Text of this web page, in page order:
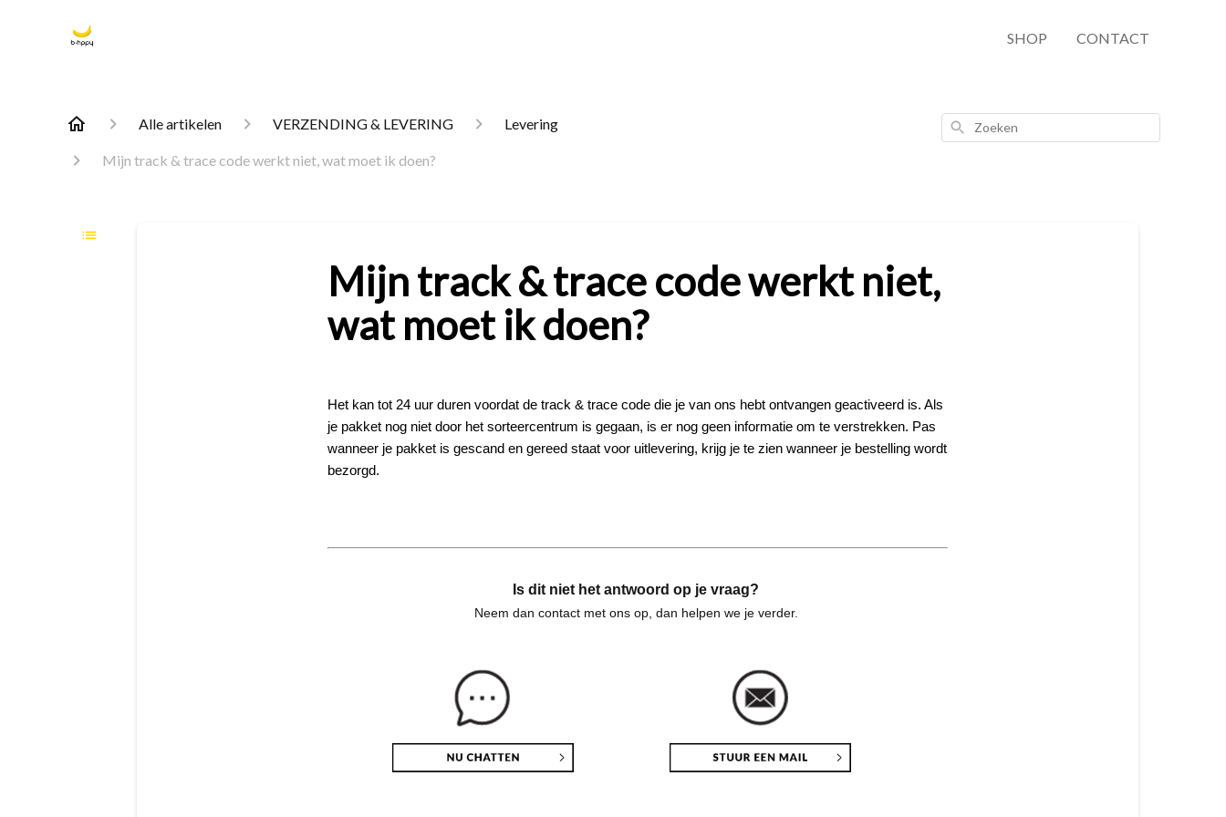
SHOP CONTACT
Alle artikelen VERZENDING & LEVERING Levering
Mijn track & trace code werkt niet, wat moet ik doen?
Zoeken
Mijn track & trace code werkt niet,
wat moet ik doen?
Het kan tot 24 uur duren voordat de track & trace code die je van ons hebt ontvangen geactiveerd is. Als
je pakket nog niet door het sorteercentrum is gegaan, is er nog geen informatie om te verstrekken. Pas
wanneer je pakket is gescand en gereed staat voor uitlevering, krijg je te zien wanneer je bestelling wordt
bezorgd.
Is dit niet het antwoord op je vraag?
Neem dan contact met ons op, dan helpen we je verder.